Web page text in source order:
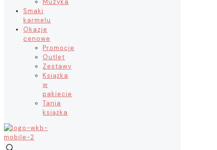
Muzyka
Smaki
karmelu
Okazje
cenowe
Promocje
Outlet
Zestawy
Książka
w
pakiecie
Tania
książka